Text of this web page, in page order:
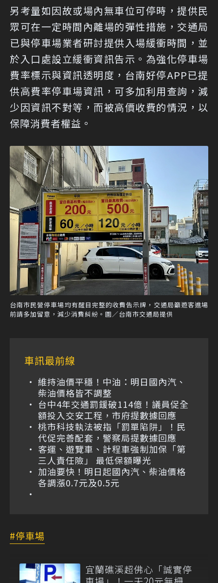
另考量如因故或場內無車位可停時，提供民
眾可在一定時間內離場的彈性措施，交通局
已與停車場業者研討提供入場緩衝時間，並
於入口處設立緩衝資訊告示。為強化停車場
費率標示與資訊透明度，台南好停APP已提
供高費率停車場資訊，可多加利用查詢，減
少因資訊不對等，而被高價收費的情況，以
保障消費者權益。
台南市民營停車場均有醒目完整的收費告示牌，交通局籲遊客進場
前請多加留意，減少消費糾紛。圖／台南市交通局提供
車訊最前線
維持油價平穩！中油：明日國內汽、
柴油價格皆不調整
台中4年交通罰鍰破114億！議員促全
額投入交安工程，市府提數據回應
桃市科技執法被指「罰單陷阱」！民
代促完善配套，警察局提數據回應
客運、遊覽車、計程車強制加保「第
三人責任險」 最低保額曝光
加油要快！明日起國內汽、柴油價格
各調漲0.7元及0.5元
停車場
宜蘭礁溪超佛心「誠實停